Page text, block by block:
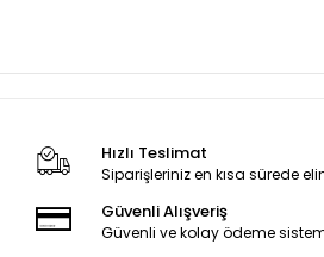
Hızlı Teslimat
Siparişleriniz en kısa sürede
Güvenli Alışveriş
Güvenli ve kolay ödeme